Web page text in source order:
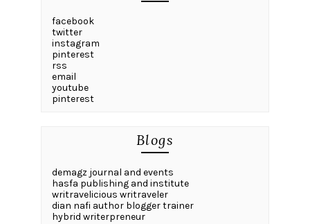
facebook
twitter
instagram
pinterest
rss
email
youtube
pinterest
Blogs
demagz journal and events
hasfa publishing and institute
writravelicious writraveler
dian nafi author blogger trainer
hybrid writerpreneur